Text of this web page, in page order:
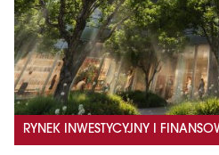
RYNEK INWESTYCYJNY I